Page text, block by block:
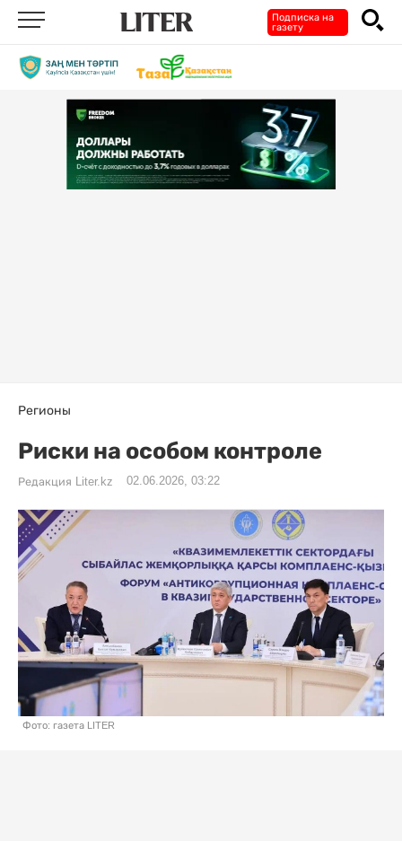
Подписка на
газету
Регионы
Риски на особом контроле
Редакция Liter.kz 02.06.2026, 03:22
Фото: газета LITER